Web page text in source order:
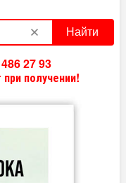
Найти
27 93
получении!